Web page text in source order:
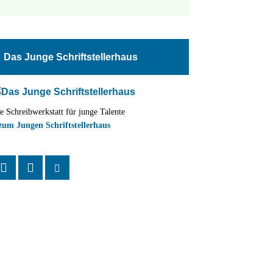
Das Junge Schriftstellerhaus
Schreibwerkstatt für junge Talente
Jungen Schriftstellerhaus